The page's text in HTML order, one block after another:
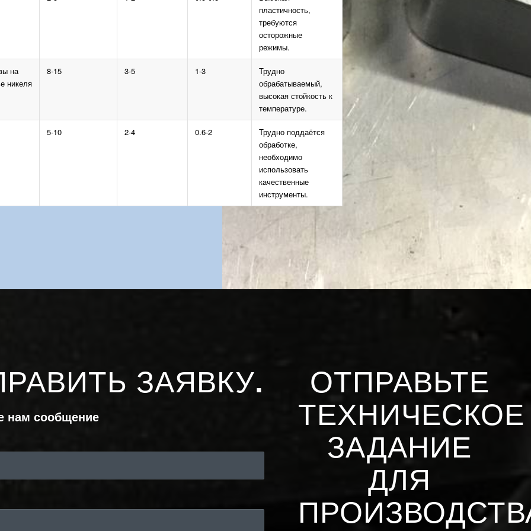
пластичность,
требуются
осторожные
режимы.
на
никеля
8-15 3-5 1-3
Трудно
обрабатываемый,
высокая стойкость к
температуре.
5-10 2-4 0.6-2
Трудно поддаётся
обработке,
необходимо
использовать
качественные
инструменты.
ЗАЯВКУ.
нам сообщение
ОТПРАВЬТЕ
ТЕХНИЧЕСКОЕ
ЗАДАНИЕ
ДЛЯ